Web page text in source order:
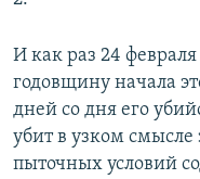
И как раз 24
годовщину начала
дней со дня его
убит в узком смысле
пыточных условий